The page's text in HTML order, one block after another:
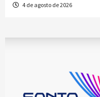
4 de agosto de 2026